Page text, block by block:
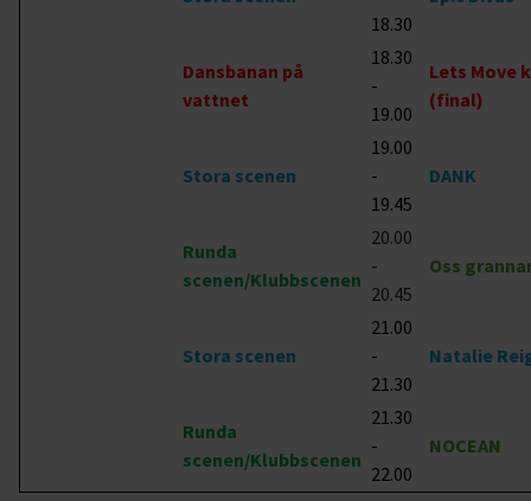
18.30
Dansbanan på
vattnet
18.30
-
19.00
Lets Move
(final)
Stora scenen
19.00
-
19.45
DANK
Runda
scenen/Klubbscenen
20.00
-
20.45
Oss
Stora scenen
21.00
-
21.30
Natalie
Runda
scenen/Klubbscenen
21.30
-
22.00
NOCEAN